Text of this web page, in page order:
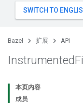
Bazel 扩展 API
Instrumented
本页内容
成员